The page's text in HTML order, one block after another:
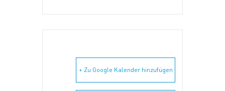
+ Zu Google Kalender hinzufügen